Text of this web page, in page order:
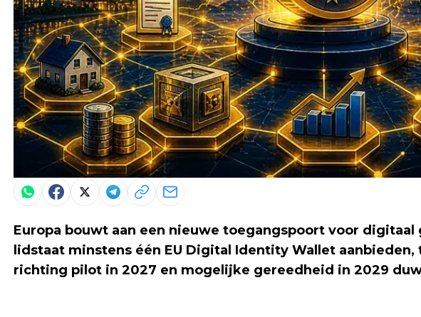
Europa bouwt aan een nieuwe toegangspoort voor
lidstaat minstens één EU Digital Identity Wallet
richting pilot in 2027 en mogelijke gereedheid in 2029